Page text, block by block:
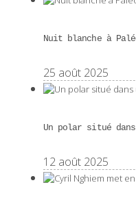
Nuit blanche à
25 août 2025
Un polar situé
12 août 2025